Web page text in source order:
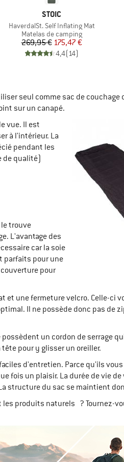
MARQUE
STOIC
Article
HaverdalSt. Self Inflating Mat
Product group
Matelas de camping
Prix
269,95 €Prix réduit
175,47 €
4,4(14)
seul comme sac de couchage
sur un canapé.
vue. Il est
à l'intérieur. La
pendant les
de qualité)
trouve
L'avantage des
car la soie
parfaits pour une
pour
et une fermeture velcro. Celle-ci
Il ne possède donc pas de
un cordon de serrage
pour y glisser un oreiller.
d'entretien. Parce qu'ils
un plaisir. La durée de vie de
structure du sac se maintient
produits naturels ? Tournez-